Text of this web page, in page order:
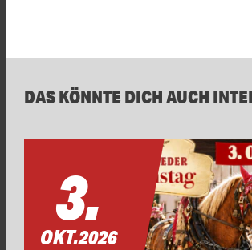
DAS KÖNNTE DICH AUCH
3.
OKT.2026